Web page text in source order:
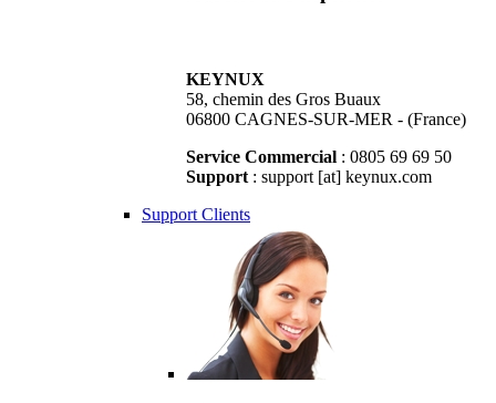
KEYNUX
58, chemin des Gros Buaux
06800 CAGNES-SUR-MER - (France)
Service Commercial : 0805 69 69 50
Support : support [at] keynux.com
Support Clients